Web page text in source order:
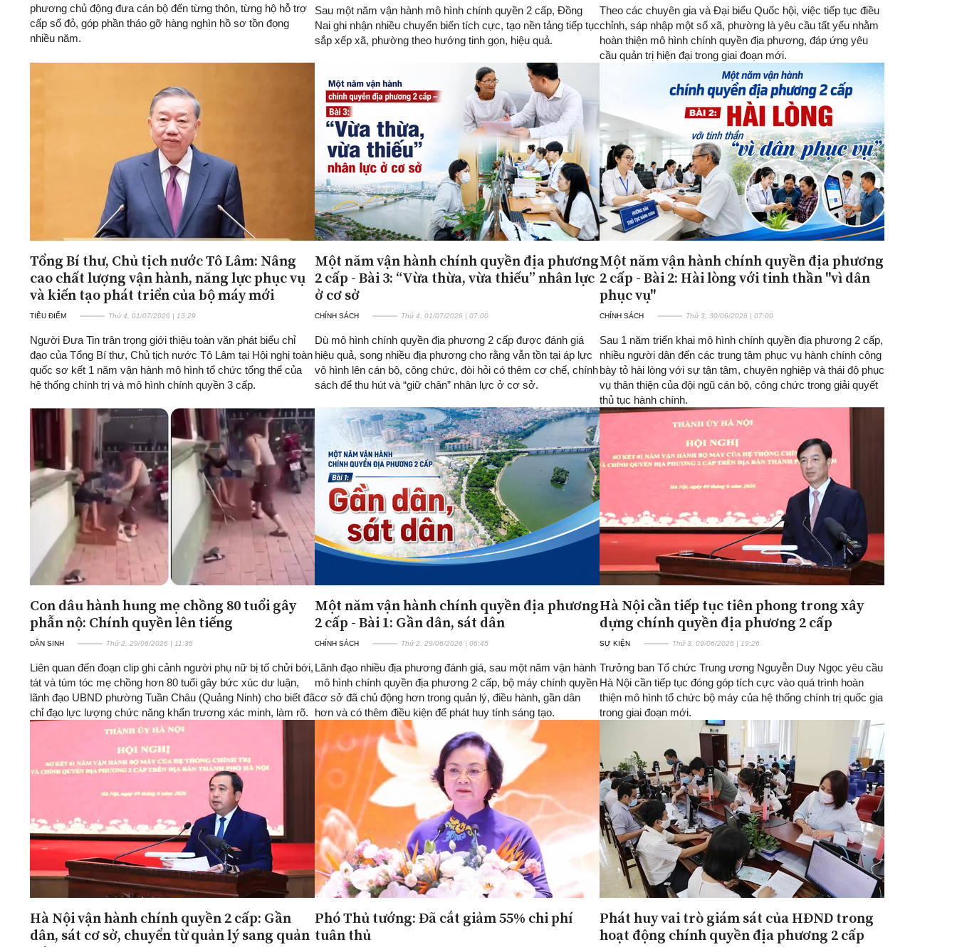
phương chủ động đưa cán bộ đến từng thôn, từng hộ hỗ trợ
cấp sổ đỏ, góp phần tháo gỡ hàng nghìn hồ sơ tồn đọng
nhiều năm.
Sau một năm vận hành mô hình chính quyền 2 cấp, Đồng
Nai ghi nhận nhiều chuyển biến tích cực, tạo nền tảng tiếp tục
sắp xếp xã, phường theo hướng tinh gọn, hiệu quả.
Theo các chuyên gia và Đại biểu Quốc hội, việc tiếp tục điều
chỉnh, sáp nhập một số xã, phường là yêu cầu tất yếu nhằm
hoàn thiện mô hình chính quyền địa phương, đáp ứng yêu
cầu quản trị hiện đại trong giai đoạn mới.
Tổng Bí thư, Chủ tịch nước Tô Lâm: Nâng
cao chất lượng vận hành, năng lực phục vụ
và kiến tạo phát triển của bộ máy mới
TIÊU ĐIỂM Thứ 4, 01/07/2026 | 13:29
Người Đưa Tin trân trọng giới thiệu toàn văn phát biểu chỉ
đạo của Tổng Bí thư, Chủ tịch nước Tô Lâm tại Hội nghị toàn
quốc sơ kết 1 năm vận hành mô hình tổ chức tổng thể của
hệ thống chính trị và mô hình chính quyền 3 cấp.
Một năm vận hành chính quyền địa phương
2 cấp - Bài 3: “Vừa thừa, vừa thiếu” nhân lực
ở cơ sở
CHÍNH SÁCH Thứ 4, 01/07/2026 | 07:00
Dù mô hình chính quyền địa phương 2 cấp được đánh giá
hiệu quả, song nhiều địa phương cho rằng vẫn tồn tại áp lực
vô hình lên cán bộ, công chức, đòi hỏi có thêm cơ chế, chính
sách để thu hút và “giữ chân” nhân lực ở cơ sở.
Một năm vận hành chính quyền địa phương
2 cấp - Bài 2: Hài lòng với tinh thần "vì dân
phục vụ"
CHÍNH SÁCH Thứ 3, 30/06/2026 | 07:00
Sau 1 năm triển khai mô hình chính quyền địa phương 2 cấp,
nhiều người dân đến các trung tâm phục vụ hành chính công
bày tỏ hài lòng với sự tận tâm, chuyên nghiệp và thái độ phục
vụ thân thiện của đội ngũ cán bộ, công chức trong giải quyết
thủ tục hành chính.
Con dâu hành hung mẹ chồng 80 tuổi gây
phẫn nộ: Chính quyền lên tiếng
DÂN SINH Thứ 2, 29/06/2026 | 11:36
Liên quan đến đoạn clip ghi cảnh người phụ nữ bị tố chửi bới,
tát và túm tóc mẹ chồng hơn 80 tuổi gây bức xúc dư luận,
lãnh đạo UBND phường Tuần Châu (Quảng Ninh) cho biết đã
chỉ đạo lực lượng chức năng khẩn trương xác minh, làm rõ.
Một năm vận hành chính quyền địa phương
2 cấp - Bài 1: Gần dân, sát dân
CHÍNH SÁCH Thứ 2, 29/06/2026 | 06:45
Lãnh đạo nhiều địa phương đánh giá, sau một năm vận hành
mô hình chính quyền địa phương 2 cấp, bộ máy chính quyền
cơ sở đã chủ động hơn trong quản lý, điều hành, gần dân
hơn và có thêm điều kiện để phát huy tính sáng tạo.
Hà Nội cần tiếp tục tiên phong trong xây
dựng chính quyền địa phương 2 cấp
SỰ KIỆN Thứ 3, 09/06/2026 | 19:26
Trưởng ban Tổ chức Trung ương Nguyễn Duy Ngọc yêu cầu
Hà Nội cần tiếp tục đóng góp tích cực vào quá trình hoàn
thiện mô hình tổ chức bộ máy của hệ thống chính trị quốc gia
trong giai đoạn mới.
Hà Nội vận hành chính quyền 2 cấp: Gần
dân, sát cơ sở, chuyển từ quản lý sang quản
Phó Thủ tướng: Đã cắt giảm 55% chi phí
tuân thủ
Phát huy vai trò giám sát của HĐND trong
hoạt động chính quyền địa phương 2 cấp